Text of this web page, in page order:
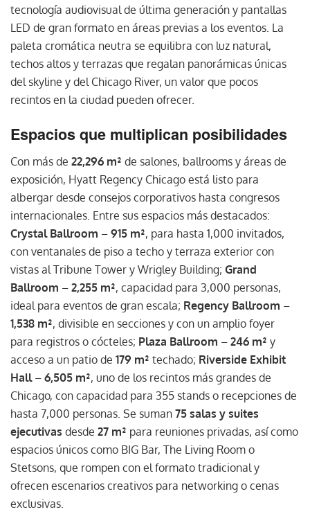
tecnología audiovisual de última generación y pantallas
LED de gran formato en áreas previas a los eventos. La
paleta cromática neutra se equilibra con luz natural,
techos altos y terrazas que regalan panorámicas únicas
del skyline y del Chicago River, un valor que pocos
recintos en la ciudad pueden ofrecer.
Espacios que multiplican posibilidades
Con más de 22,296 m² de salones, ballrooms y áreas de
exposición, Hyatt Regency Chicago está listo para
albergar desde consejos corporativos hasta congresos
internacionales. Entre sus espacios más destacados:
Crystal Ballroom – 915 m², para hasta 1,000 invitados,
con ventanales de piso a techo y terraza exterior con
vistas al Tribune Tower y Wrigley Building; Grand
Ballroom – 2,255 m², capacidad para 3,000 personas,
ideal para eventos de gran escala; Regency Ballroom –
1,538 m², divisible en secciones y con un amplio foyer
para registros o cócteles; Plaza Ballroom – 246 m² y
acceso a un patio de 179 m² techado; Riverside Exhibit
Hall– 6,505 m², uno de los recintos más grandes de
Chicago, con capacidad para 355 stands o recepciones de
hasta 7,000 personas. Se suman 75 salas y suites
ejecutivas desde 27 m² para reuniones privadas, así como
espacios únicos como BIG Bar, The Living Room o
Stetsons, que rompen con el formato tradicional y
ofrecen escenarios creativos para networking o cenas
exclusivas.